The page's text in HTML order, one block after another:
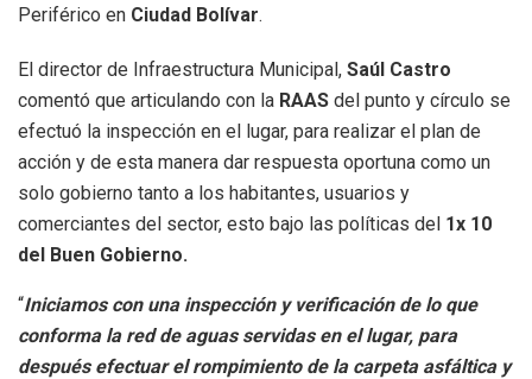
Periférico en Ciudad Bolívar.
El director de Infraestructura Municipal, Saúl Castro
comentó que articulando con la RAAS del punto y círculo se
efectuó la inspección en el lugar, para realizar el plan de
acción y de esta manera dar respuesta oportuna como un
solo gobierno tanto a los habitantes, usuarios y
comerciantes del sector, esto bajo las políticas del 1x 10
del Buen Gobierno.
“Iniciamos con una inspección y verificación de lo que
conforma la red de aguas servidas en el lugar, para
después efectuar el rompimiento de la carpeta asfáltica y